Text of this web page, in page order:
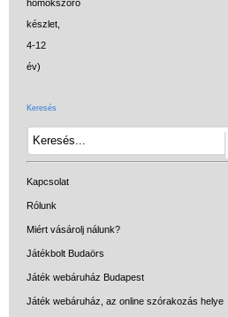
Keresés
Kapcsolat
Rólunk
Miért vásárolj nálunk?
Játékbolt Budaörs
Játék webáruház Budapest
Játék webáruház, az online szórakozás helye